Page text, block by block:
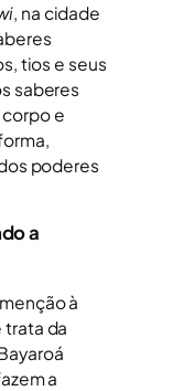
, na cidade
tios e seus
saberes
e
poderes
a
à
trata da
a